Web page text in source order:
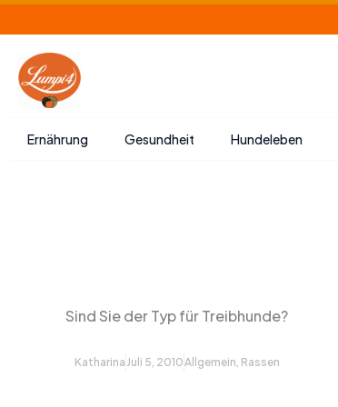
Zum
Inhalt
springen
Ernährung Gesundheit Hundeleben
Sind Sie der Typ für Treibhunde?
Katharina Juli 5, 2010Allgemein Rassen